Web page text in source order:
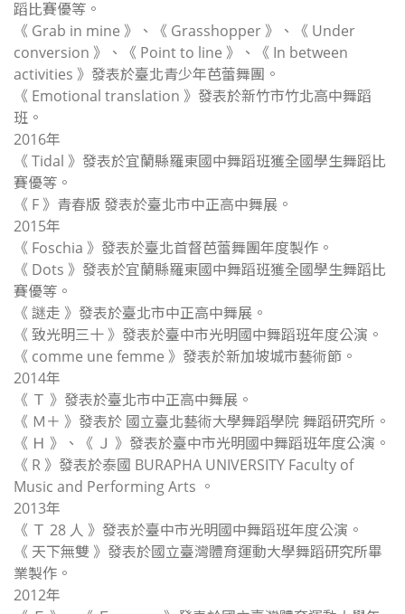
蹈比賽優等。
《 Grab in mine 》、《 Grasshopper 》、《 Under
conversion 》、《 Point to line 》、《 In between
activities 》發表於臺北青少年芭蕾舞團。
《 Emotional translation 》發表於新竹市竹北高中舞蹈
班。
2016年
《 Tidal 》發表於宜蘭縣羅東國中舞蹈班獲全國學生舞蹈比
賽優等。
《 F 》青春版 發表於臺北市中正高中舞展。
2015年
《 Foschia 》發表於臺北首督芭蕾舞團年度製作。
《 Dots 》發表於宜蘭縣羅東國中舞蹈班獲全國學生舞蹈比
賽優等。
《 謎走 》發表於臺北市中正高中舞展。
《 致光明三十 》發表於臺中市光明國中舞蹈班年度公演。
《 comme une femme 》發表於新加坡城市藝術節。
2014年
《 Ｔ 》發表於臺北市中正高中舞展。
《 Ｍ＋ 》發表於 國立臺北藝術大學舞蹈學院 舞蹈研究所。
《 Ｈ 》、《 Ｊ 》發表於臺中市光明國中舞蹈班年度公演。
《 R 》發表於泰國 BURAPHA UNIVERSITY Faculty of
Music and Performing Arts 。
2013年
《 Ｔ 28 人 》發表於臺中市光明國中舞蹈班年度公演。
《 天下無雙 》發表於國立臺灣體育運動大學舞蹈研究所畢
業製作。
2012年